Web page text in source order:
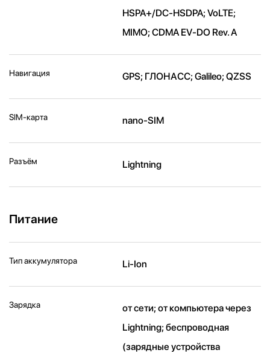
HSPA+/​DC-HSDPA; VoLTE;
MIMO; CDMA EV-DO Rev. A
Навигация GPS; ГЛОНАСС; Galileo; QZSS
SIM-карта nano-SIM
Разъём Lightning
Питание
Тип аккумулятора Li-Ion
Зарядка
от сети; от компьютера через
Lightning; беспроводная
(зарядные устройства